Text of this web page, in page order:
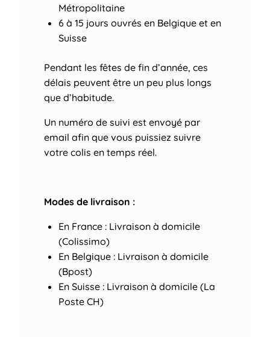
Métropolitaine
6 à 15 jours ouvrés en Belgique et en
Suisse
Pendant les fêtes de fin d’année, ces
délais peuvent être un peu plus longs
que d’habitude.
Un numéro de suivi est envoyé par
email afin que vous puissiez suivre
votre colis en temps réel.
Modes de livraison :
En France : Livraison à domicile
(Colissimo)
En Belgique : Livraison à domicile
(Bpost)
En Suisse : Livraison à domicile (La
Poste CH)